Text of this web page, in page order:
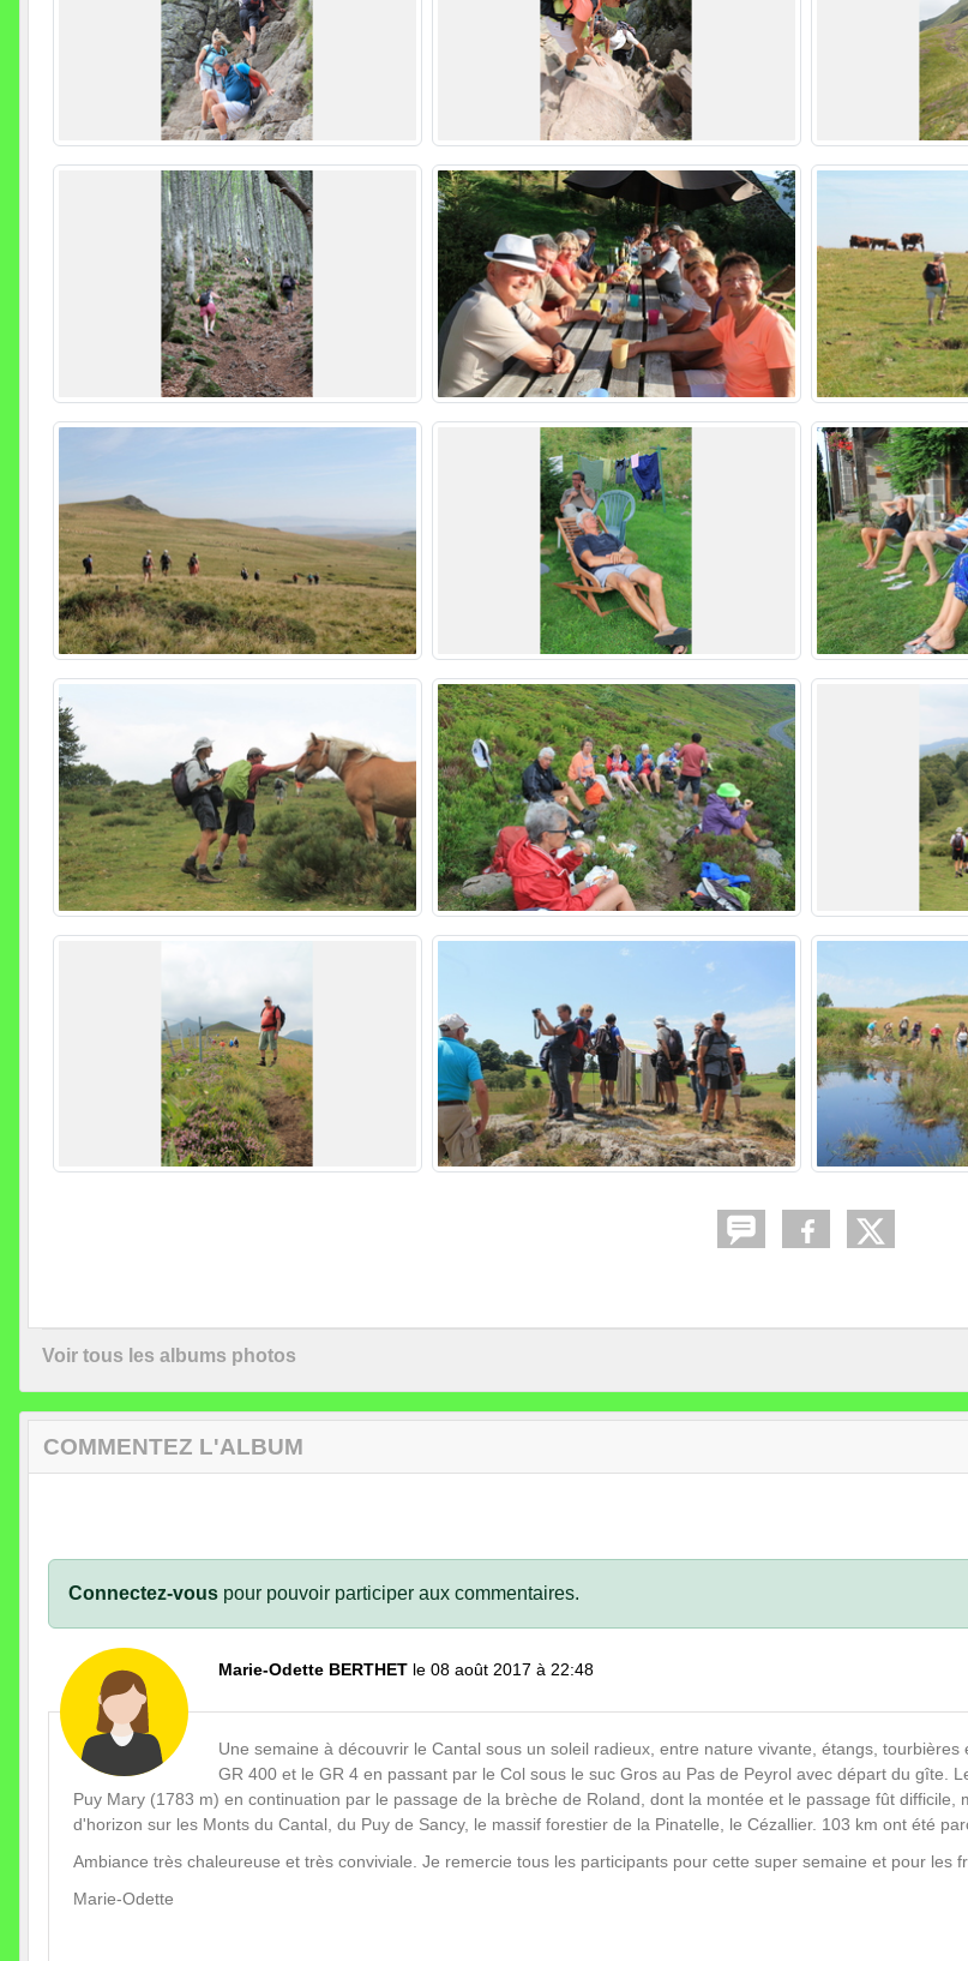
Voir tous les albums photos
COMMENTEZ L'ALBUM
Connectez-vous pour pouvoir participer aux commentaires.
Marie-Odette BERTHET le 08 août 2017 à 22:48
Une semaine à découvrir le Cantal sous un soleil radieux, entre nature vivante, étangs,
GR 400 et le GR 4 en passant par le Col sous le suc Gros au Pas de Peyrol avec départ du gîte.
Puy Mary (1783 m) en continuation par le passage de la brèche de Roland, dont la montée et le passage fût
d'horizon sur les Monts du Cantal, du Puy de Sancy, le massif forestier de la Pinatelle, le Cézallier. 103 km ont été
Ambiance très chaleureuse et très conviviale. Je remercie tous les participants pour cette super semaine et pour les
Marie-Odette